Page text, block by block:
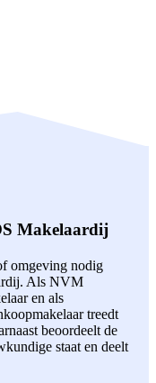
Makelaardij
omgeving nodig
Als NVM
en als
treedt
beoordeelt de
staat en deelt